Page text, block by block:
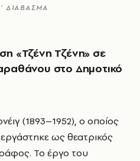
ΔΙΑΒΑΣΜΑ
«Τζένη Τζένη» σε
στο Δημοτικό
ως θεατρικός
Το έργο του